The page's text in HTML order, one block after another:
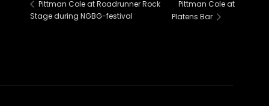
Pittman Cole at Roadrunner Rock
Stage during NGBG-festival
Pittman Cole at
Platens Bar